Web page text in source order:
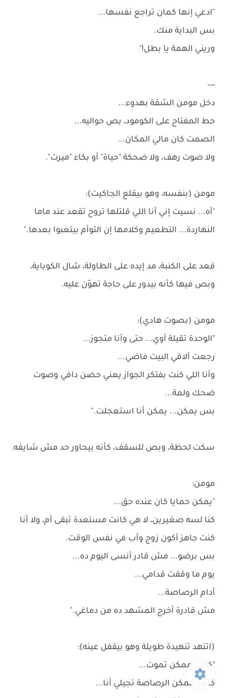
"ادعي إنها كمان تراجع نفسها...
بس البداية منك.
وريني الهمة يا بطل!"
---
دخل مومن الشقة بهدوء...
حط المفتاح على الكومود، بص حواليه...
الصمت كان مالي المكان...
ولا صوت رهف، ولا ضحكة "حياة" أو بكاء "ميرت".
مومن (بنفسه، وهو بيقلع الجاكيت):
"آه... نسيت إني أنا اللي قلتلها تروح تقعد عند ماما
النهاردة... التطعيم وكلامها إن التوأم بيتعبوا بعدها."
قعد على الكنبة، مد إيده على الطاولة، شال الكوباية،
وبص فيها كأنه بيدور على حاجة تهوّن عليه.
مومن (بصوت هادي):
"الوحدة تقيلة أوي... حتى وأنا متجوز...
رجعت ألاقي البيت فاضي...
وأنا اللي كنت بفتكر الجواز يعني حضن دافي وصوت
ضحك ولمة...
بس يمكن... يمكن أنا استعجلت."
سكت لحظة، وبص للسقف، كأنه بيحاور حد مش شايفه.
مومن:
"يمكن حمايا كان عنده حق...
كنا لسه صغيرين، لا هي كانت مستعدة تبقى أم، ولا أنا
كنت جاهز أكون زوج وأب في نفس الوقت.
بس برضو... مش قادر أنسى اليوم ده...
يوم ما وقفت قدامي...
أدام الرصاصة...
مش قادرة أخرج المشهد ده من دماغي."
(اتنهد تنهيدة طويلة وهو بيقفل عينه):
"كانت ممكن تموت...
كانت ممكن الرصاصة تجيلي أنا...